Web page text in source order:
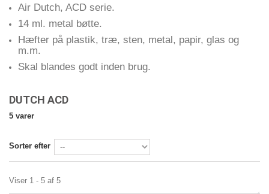
Air Dutch, ACD serie.
14 ml. metal bøtte.
Hæfter på plastik, træ, sten, metal, papir, glas og
m.m.
Skal blandes godt inden brug.
DUTCH ACD
5 varer
Sorter efter
Viser 1 - 5 af 5